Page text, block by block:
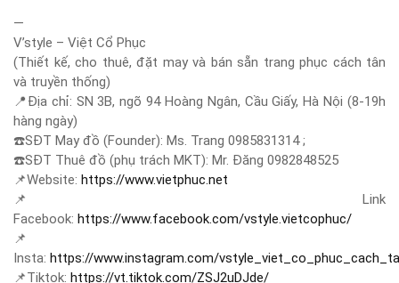
—
V’style – Việt Cổ Phục
(Thiết kế, cho thuê, đặt may và bán sẵn trang phục cách tân
và truyền thống)
📍 Địa chỉ: SN 3B, ngõ 94 Hoàng Ngân, Cầu Giấy, Hà Nội (8-19h
hàng ngày)
☎️SĐT May đồ (Founder): Ms. Trang 0985831314 ;
☎️SĐT Thuê đồ (phụ trách MKT): Mr. Đăng 0982848525
📌Website: https://www.vietphuc.net
📌 Link
Facebook: https://www.facebook.com/vstyle.vietcophuc/
📌
Insta: https://www.instagram.com/
📌Tiktok: https://vt.tiktok.com/ZSJ2uDJde/